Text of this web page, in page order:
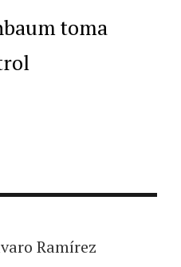
toma
Ramírez